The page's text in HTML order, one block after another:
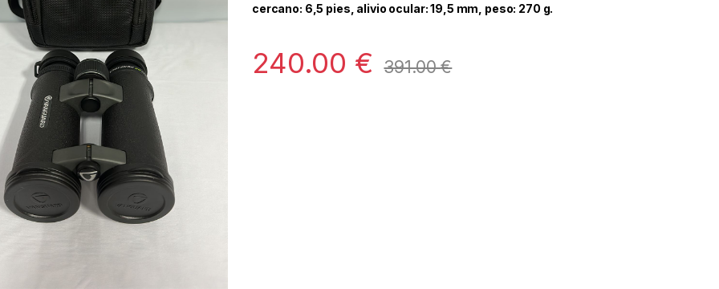
cercano: 6,5 pies, alivio ocular: 19,5 mm, peso: 270 g.
240.00 € 391.00€